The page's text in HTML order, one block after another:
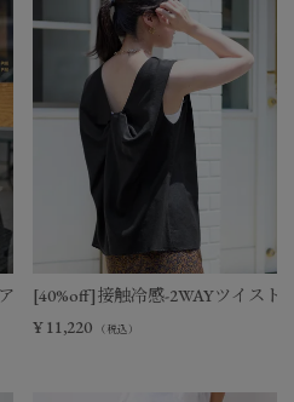
ーVネックニットベスト
[40%off]接触冷感-2WAYツイスト
¥ 11,220 （税込）